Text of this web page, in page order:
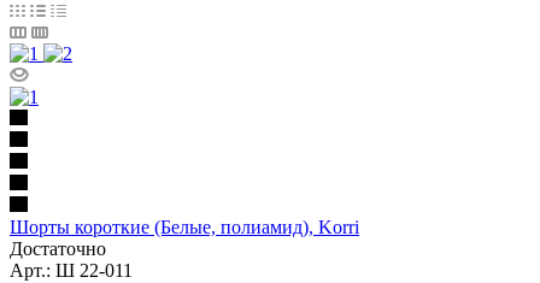
Шорты короткие (Белые, полиамид), Korri
Достаточно
Арт.: Ш 22-011